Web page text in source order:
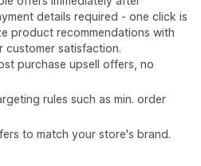
details required - one click is
product recommendations with
customer satisfaction.
purchase upsell offers, no
rules such as min. order
to match your store's brand.